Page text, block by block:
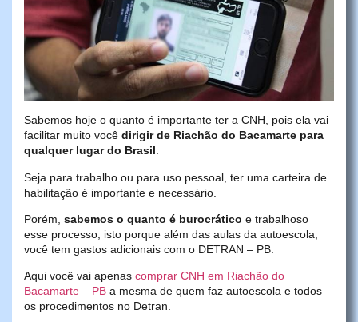
Sabemos hoje o quanto é importante ter a CNH, pois ela vai
facilitar muito você dirigir de Riachão do Bacamarte para
qualquer lugar do Brasil.
Seja para trabalho ou para uso pessoal, ter uma carteira de
habilitação é importante e necessário.
Porém, sabemos o quanto é burocrático e trabalhoso
esse processo, isto porque além das aulas da autoescola,
você tem gastos adicionais com o DETRAN – PB.
Aqui você vai apenas comprar CNH em Riachão do
Bacamarte – PB a mesma de quem faz autoescola e todos
os procedimentos no Detran.